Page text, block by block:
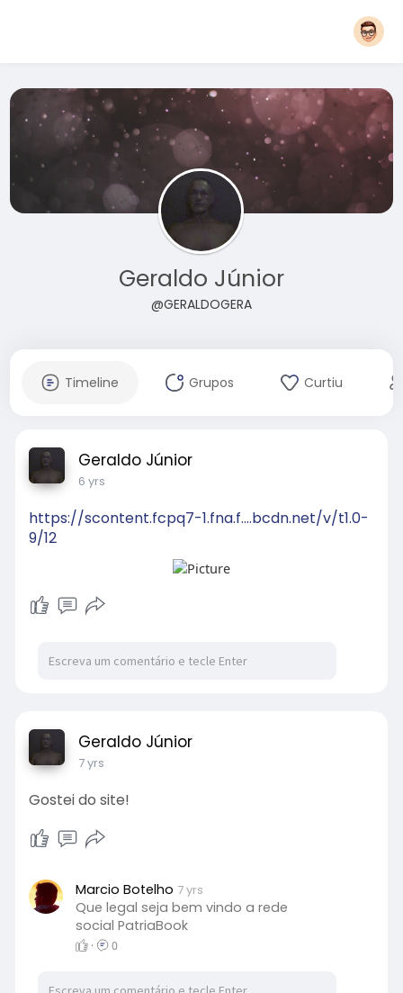
Geraldo Júnior
@GERALDOGERA
Timeline Grupos Curtiu
Geraldo Júnior
6 yrs
https://scontent.fcpq7-1.fna.f....bcdn.net/v/t1.0-
9/12
Geraldo Júnior
7 yrs
Gostei do site!
Marcio Botelho 7 yrs
Que legal seja bem vindo a rede
social PatriaBook
· 0